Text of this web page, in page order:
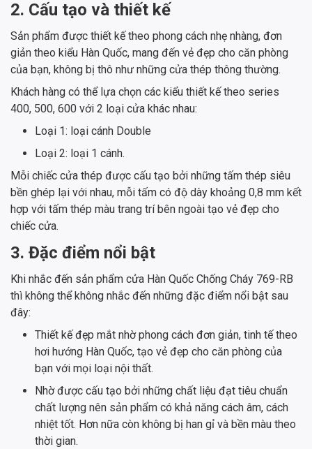
2. Cấu tạo và thiết kế
Sản phẩm được thiết kế theo phong cách nhẹ nhàng, đơn
giản theo kiểu Hàn Quốc, mang đến vẻ đẹp cho căn phòng
của bạn, không bị thô như những cửa thép thông thường.
Khách hàng có thể lựa chọn các kiểu thiết kế theo series
400, 500, 600 với 2 loại cửa khác nhau:
Loại 1: loại cánh Double
Loại 2: loại 1 cánh.
Mỗi chiếc cửa thép được cấu tạo bởi những tấm thép siêu
bền ghép lại với nhau, mỗi tấm có độ dày khoảng 0,8 mm kết
hợp với tấm thép màu trang trí bên ngoài tạo vẻ đẹp cho
chiếc cửa.
3. Đặc điểm nổi bật
Khi nhắc đến sản phẩm cửa Hàn Quốc Chống Cháy 769-RB
thì không thể không nhắc đến những đặc điểm nổi bật sau
đây:
Thiết kế đẹp mắt nhờ phong cách đơn giản, tinh tế theo
hơi hướng Hàn Quốc, tạo vẻ đẹp cho căn phòng của
bạn với mọi loại nội thất.
Nhờ được cấu tạo bởi những chất liệu đạt tiêu chuẩn
chất lượng nên sản phẩm có khả năng cách âm, cách
nhiệt tốt. Hơn nữa còn không bị han gỉ và bền màu theo
thời gian.